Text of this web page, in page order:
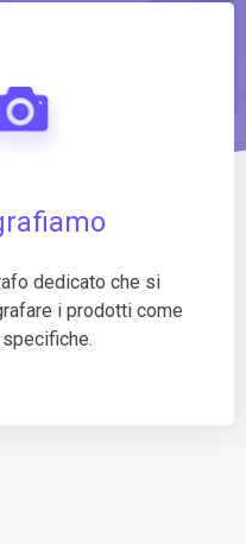
dedicato che si
i prodotti come